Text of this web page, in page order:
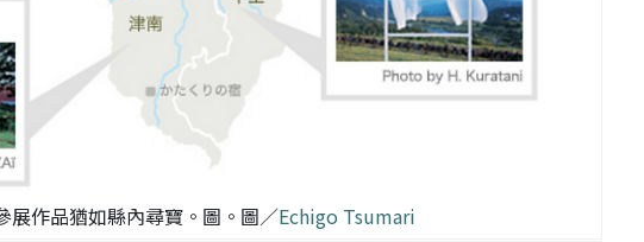
展作品猶如縣內尋寶。圖。圖／Echigo Tsumari